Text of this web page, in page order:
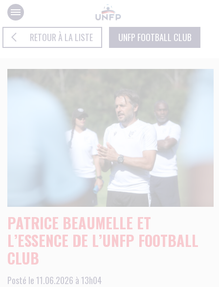
Panneau de gestion des cookies
RETOUR À LA LISTE UNFP FOOTBALL CLUB
PATRICE BEAUMELLE ET
L’ESSENCE DE L’UNFP FOOTBALL
CLUB
Posté le 11.06.2026 à 13h04